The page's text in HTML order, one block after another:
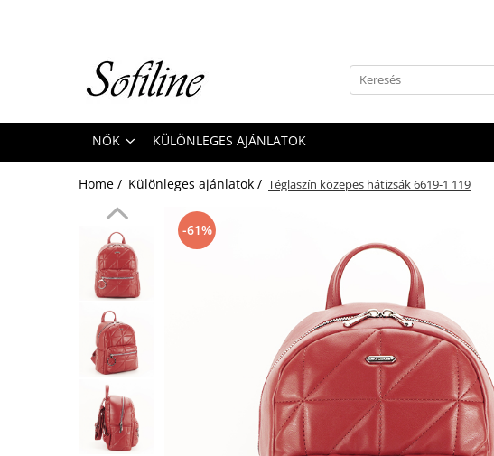
Táskák és retikülök
NŐK KÜLÖNLEGES AJÁNLATOK
Home / Különleges ajánlatok / Téglaszín közepes hátizsák 6619-1 119
-61%